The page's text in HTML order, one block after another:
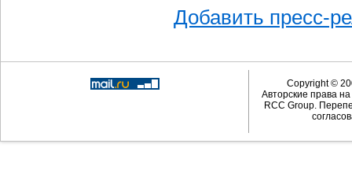
Добавить пресс-
Copyright ©
Авторские права
RCC Group.